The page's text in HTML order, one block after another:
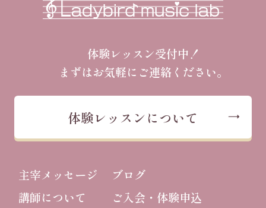
体験レッスン受付中！
まずはお気軽にご連絡ください。
体験レッスンについて
主宰メッセージ
講師について
ブログ
ご入会・体験申込